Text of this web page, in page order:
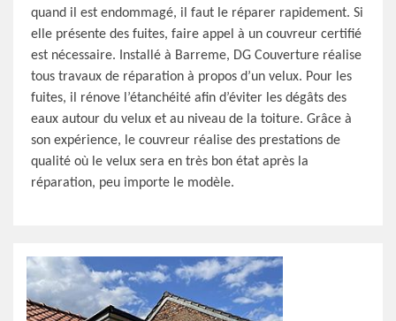
quand il est endommagé, il faut le réparer rapidement. Si
elle présente des fuites, faire appel à un couvreur certifié
est nécessaire. Installé à Barreme, DG Couverture réalise
tous travaux de réparation à propos d’un velux. Pour les
fuites, il rénove l’étanchéité afin d’éviter les dégâts des
eaux autour du velux et au niveau de la toiture. Grâce à
son expérience, le couvreur réalise des prestations de
qualité où le velux sera en très bon état après la
réparation, peu importe le modèle.